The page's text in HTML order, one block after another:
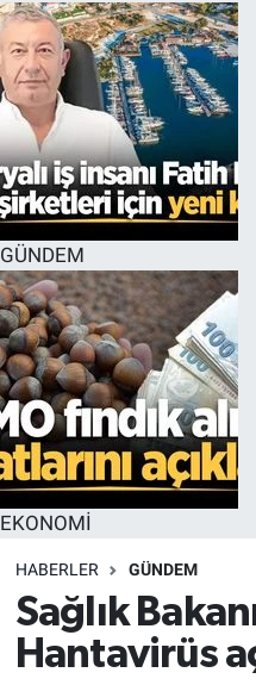
GÜNDEM
EKONOMİ
HABERLER GÜNDEM
Sağlık
Hantavirüs